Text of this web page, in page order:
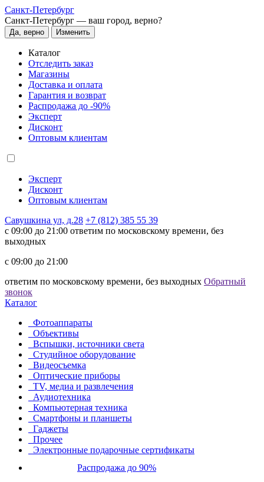
Санкт-Петербург
Санкт-Петербург — ваш город, верно?
Да, верно Изменить
Каталог
Отследить заказ
Магазины
Доставка и оплата
Гарантия и возврат
Распродажа до -90%
Эксперт
Дисконт
Оптовым клиентам
Эксперт
Дисконт
Оптовым клиентам
Савушкина ул, д.28 +7 (812) 385 55 39
c 09:00 до 21:00 ответим по московскому времени, без
выходных
c 09:00 до 21:00
ответим по московскому времени, без выходных Обратный
звонок
Каталог
Фотоаппараты
Объективы
Вспышки, источники света
Студийное оборудование
Видеосъемка
Оптические приборы
TV, медиа и развлечения
Аудиотехника
Компьютерная техника
Смартфоны и планшеты
Гаджеты
Прочее
Электронные подарочные сертификаты
Распродажа до 90%